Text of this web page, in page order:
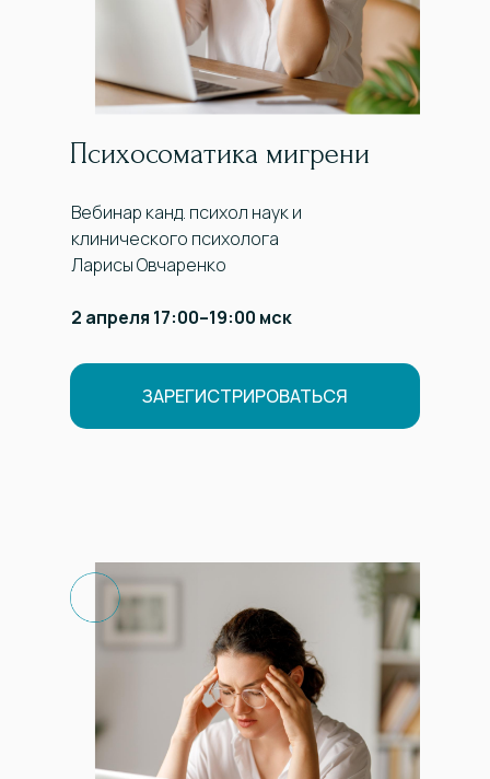
Психосоматика мигрени
Вебинар канд. психол наук и
клинического психолога
Ларисы Овчаренко
2 апреля 17:00–19:00 мск
ЗАРЕГИСТРИРОВАТЬСЯ